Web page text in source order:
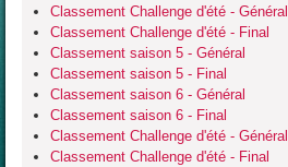
Classement Challenge d'été - Général
Classement Challenge d'été - Final
Classement saison 5 - Général
Classement saison 5 - Final
Classement saison 6 - Général
Classement saison 6 - Final
Classement Challenge d'été - Général
Classement Challenge d'été - Final